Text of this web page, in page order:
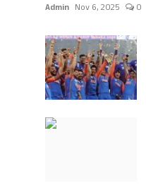
Admin Nov 6, 2025 0